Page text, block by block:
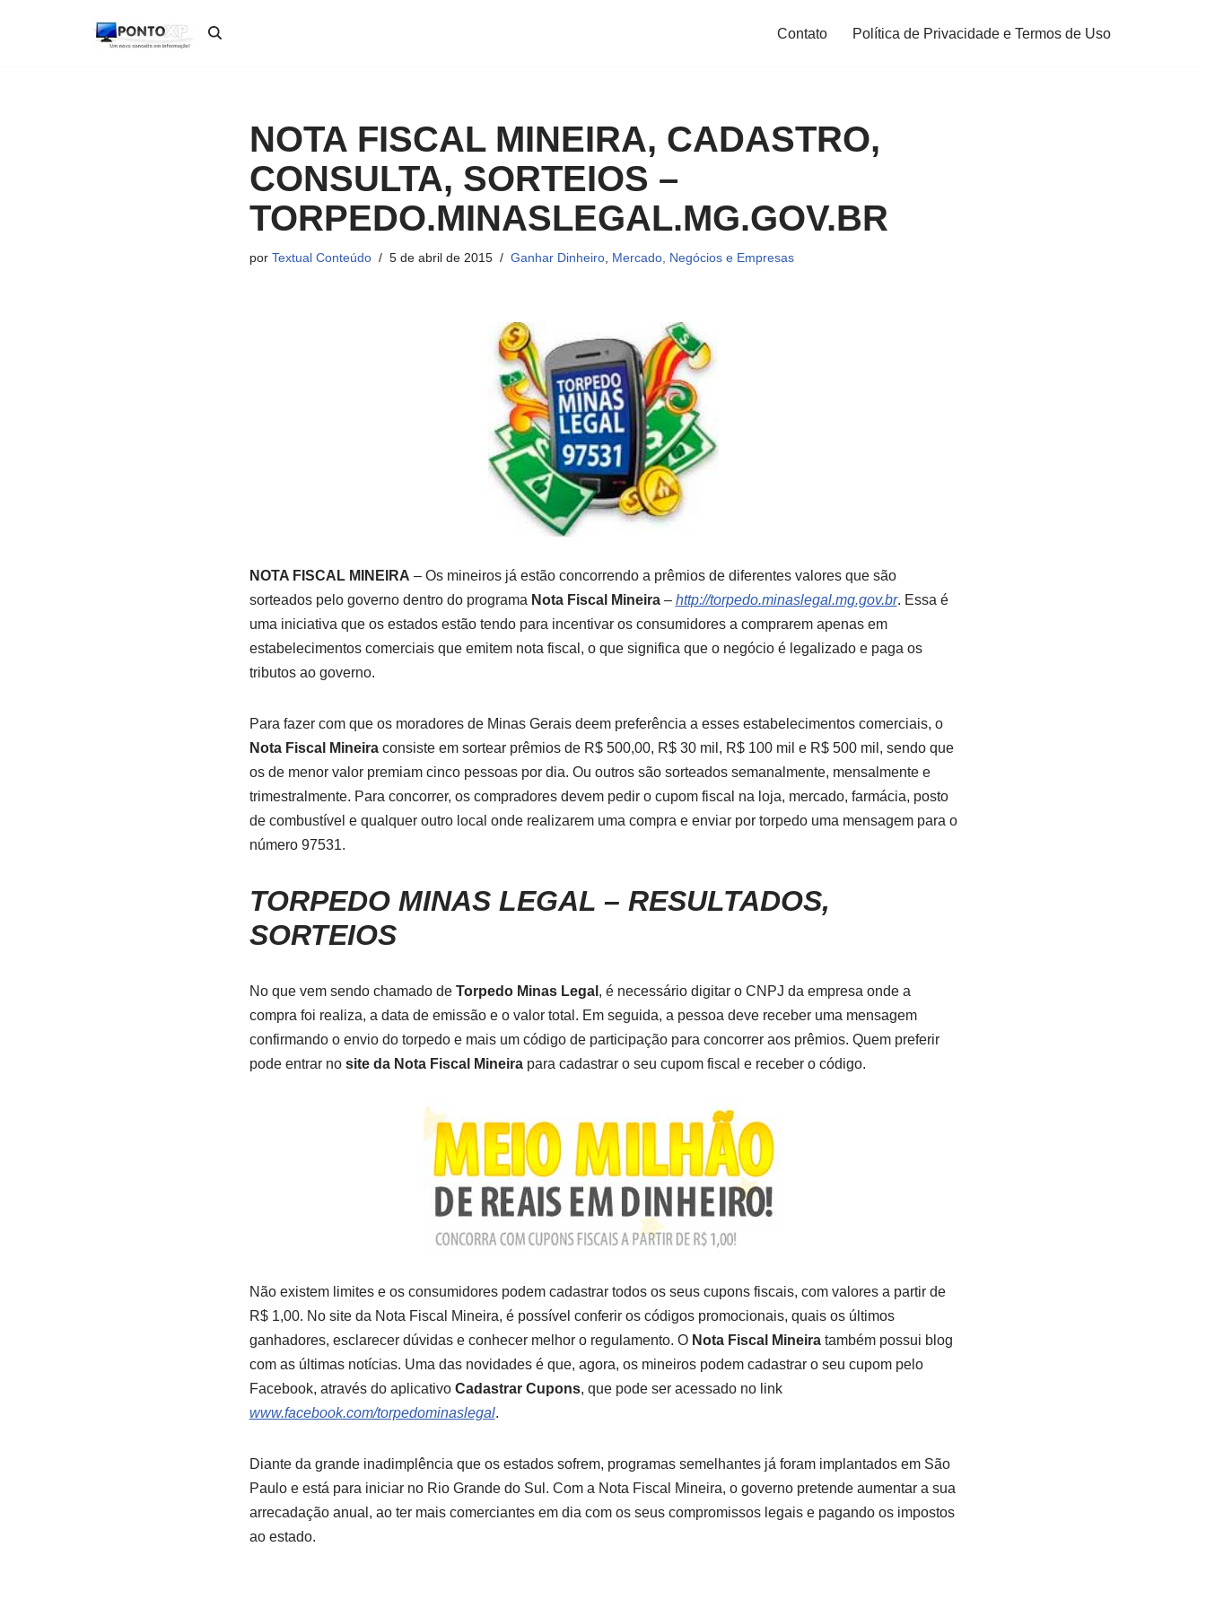
Contato Política de Privacidade e Termos de Uso
NOTA FISCAL MINEIRA, CADASTRO,
CONSULTA, SORTEIOS –
TORPEDO.MINASLEGAL.MG.GOV.BR
por Textual Conteúdo 5 de abril de 2015 Ganhar Dinheiro, Mercado, Negócios e Empresas
NOTA FISCAL MINEIRA – Os mineiros já estão concorrendo a prêmios de diferentes valores que são
sorteados pelo governo dentro do programa Nota Fiscal Mineira– http://torpedo.minaslegal.mg.gov.br. Essa é
uma iniciativa que os estados estão tendo para incentivar os consumidores a comprarem apenas em
estabelecimentos comerciais que emitem nota fiscal, o que significa que o negócio é legalizado e paga os
tributos ao governo.
Para fazer com que os moradores de Minas Gerais deem preferência a esses estabelecimentos comerciais, o
Nota Fiscal Mineiraconsiste em sortear prêmios de R$ 500,00, R$ 30 mil, R$ 100 mil e R$ 500 mil, sendo que
os de menor valor premiam cinco pessoas por dia. Ou outros são sorteados semanalmente, mensalmente e
trimestralmente. Para concorrer, os compradores devem pedir o cupom fiscal na loja, mercado, farmácia, posto
de combustível e qualquer outro local onde realizarem uma compra e enviar por torpedo uma mensagem para o
número 97531.
TORPEDO MINAS LEGAL – RESULTADOS,
SORTEIOS
No que vem sendo chamado de Torpedo Minas Legal , é necessário digitar o CNPJ da empresa onde a
compra foi realiza, a data de emissão e o valor total. Em seguida, a pessoa deve receber uma mensagem
confirmando o envio do torpedo e mais um código de participação para concorrer aos prêmios. Quem preferir
pode entrar no site da Nota Fiscal Mineirapara cadastrar o seu cupom fiscal e receber o código.
Não existem limites e os consumidores podem cadastrar todos os seus cupons fiscais, com valores a partir de
R$ 1,00. No site da Nota Fiscal Mineira, é possível conferir os códigos promocionais, quais os últimos
ganhadores, esclarecer dúvidas e conhecer melhor o regulamento. O Nota Fiscal Mineiratambém possui blog
com as últimas notícias. Uma das novidades é que, agora, os mineiros podem cadastrar o seu cupom pelo
Facebook, através do aplicativo Cadastrar Cupons, que pode ser acessado no link
www.facebook.com/torpedominaslegal.
Diante da grande inadimplência que os estados sofrem, programas semelhantes já foram implantados em São
Paulo e está para iniciar no Rio Grande do Sul. Com a Nota Fiscal Mineira, o governo pretende aumentar a sua
arrecadação anual, ao ter mais comerciantes em dia com os seus compromissos legais e pagando os impostos
ao estado.